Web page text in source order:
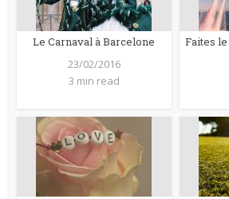
Le Carnaval à Barcelone
23/02/2016
3 min read
Faites